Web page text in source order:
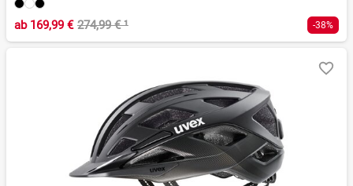
ab169,99 € 274,99 €¹ -38%